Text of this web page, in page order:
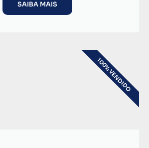
SAIBA MAIS
100% VENDIDO